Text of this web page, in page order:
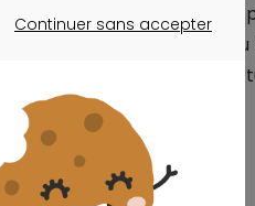
de l'année avec une
à une envolée du coût du
entre les
Continuer sans accepter